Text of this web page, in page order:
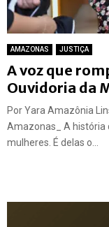
AMAZONAS JUSTIÇA
A voz que
Ouvidoria da
Por Yara Amazônia
Amazonas_ A história
mulheres. É delas o...